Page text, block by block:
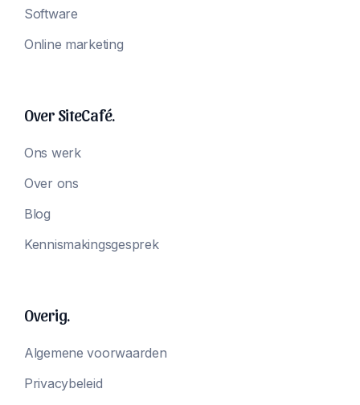
Software
Online marketing
Over SiteCafé.
Ons werk
Over ons
Blog
Kennismakingsgesprek
Overig.
Algemene voorwaarden
Privacybeleid